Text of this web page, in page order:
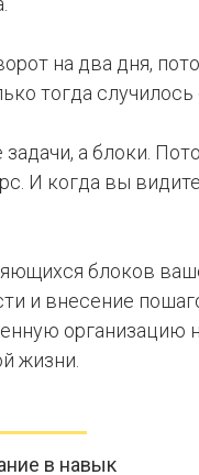
на два дня,
тогда случилось
а блоки.
И когда вы
блоков
и внесение
организацию
жизни.
в навык